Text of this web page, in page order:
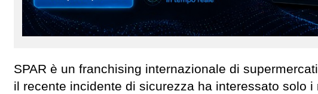
SPAR è un franchising internazionale di
il recente incidente di sicurezza ha interessato solo